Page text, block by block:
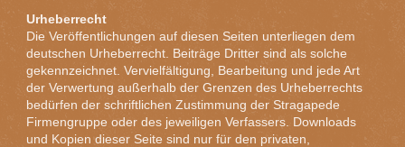
Urheberrecht
Die Veröffentlichungen auf diesen Seiten unterliegen dem
deutschen Urheberrecht. Beiträge Dritter sind als solche
gekennzeichnet. Vervielfältigung, Bearbeitung und jede Art
der Verwertung außerhalb der Grenzen des Urheberrechts
bedürfen der schriftlichen Zustimmung der Stragapede
Firmengruppe oder des jeweiligen Verfassers. Downloads
und Kopien dieser Seite sind nur für den privaten,